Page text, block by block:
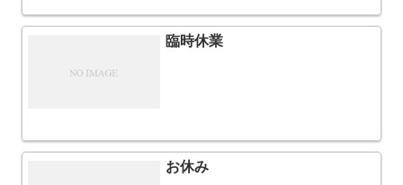
臨時休業
お休み